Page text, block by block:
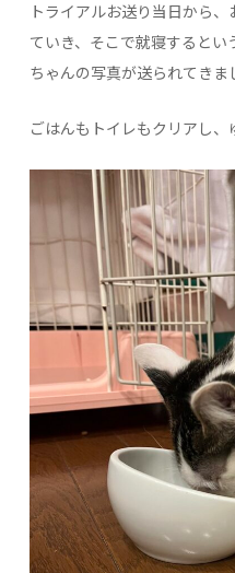
トライアルお送り当日から
ていき、そこで就寝すると
ちゃんの写真が送られてきま
ごはんもトイレもクリアし、